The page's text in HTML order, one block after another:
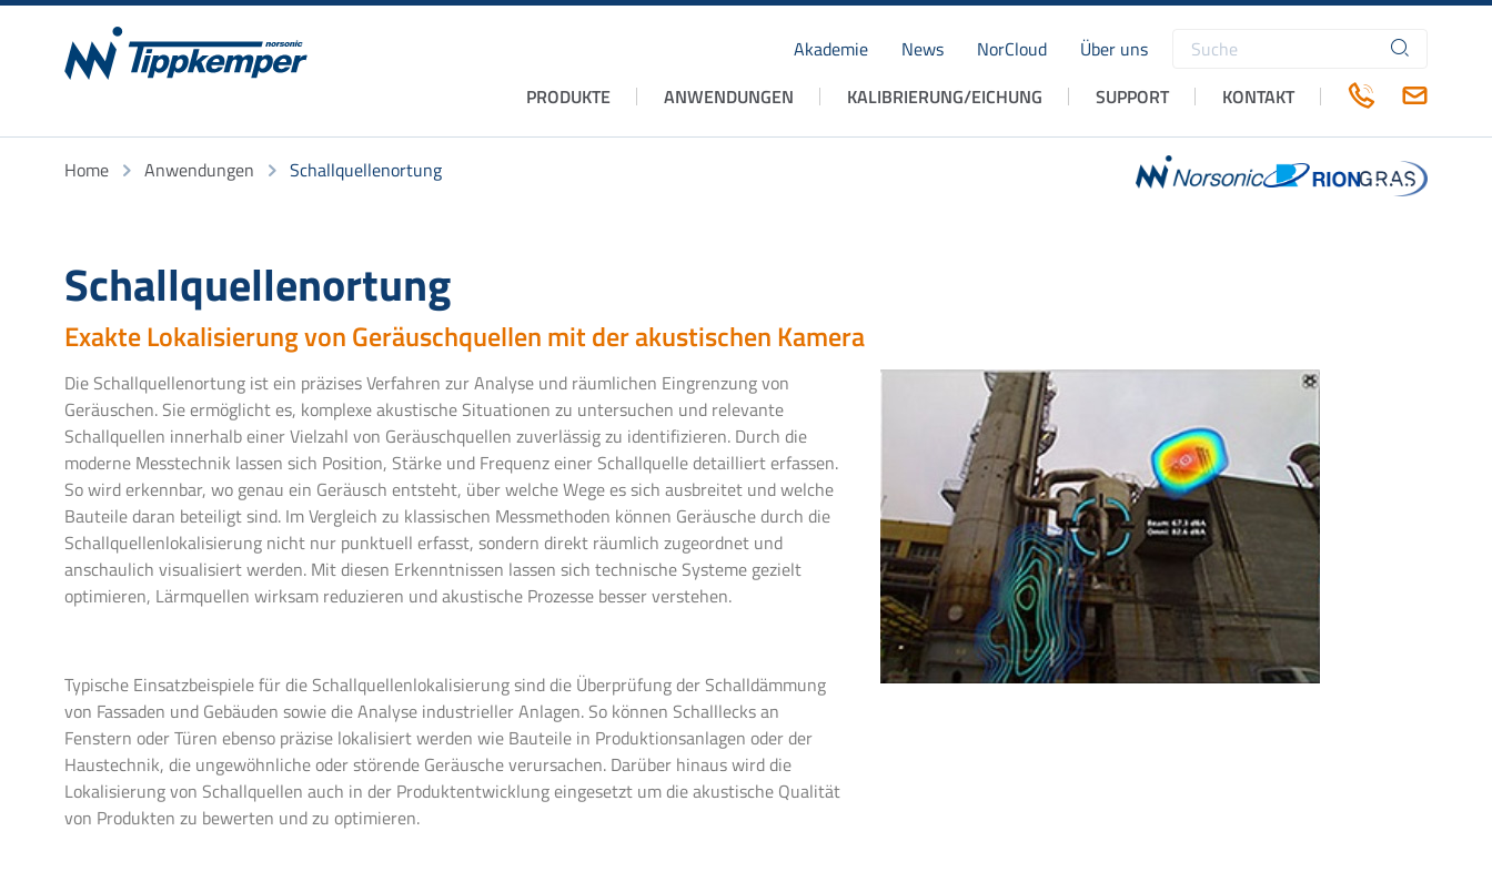
Akademie News NorCloud Über uns
Suchbegriffe
Navigation
PRODUKTE ANWENDUNGEN KALIBRIERUNG/EICHUNG SUPPORT KONTAKT
Home Anwendungen Schallquellenortung
Schallquellenortung
Exakte Lokalisierung von Geräuschquellen mit der akustischen Kamera
Die Schallquellenortung ist ein präzises Verfahren zur Analyse und räumlichen Eingrenzung von
Geräuschen. Sie ermöglicht es, komplexe akustische Situationen zu untersuchen und relevante
Schallquellen innerhalb einer Vielzahl von Geräuschquellen zuverlässig zu identifizieren. Durch die
moderne Messtechnik lassen sich Position, Stärke und Frequenz einer Schallquelle detailliert erfassen.
So wird erkennbar, wo genau ein Geräusch entsteht, über welche Wege es sich ausbreitet und welche
Bauteile daran beteiligt sind. Im Vergleich zu klassischen Messmethoden können Geräusche durch die
Schallquellenlokalisierung nicht nur punktuell erfasst, sondern direkt räumlich zugeordnet und
anschaulich visualisiert werden. Mit diesen Erkenntnissen lassen sich technische Systeme gezielt
optimieren, Lärmquellen wirksam reduzieren und akustische Prozesse besser verstehen.
Typische Einsatzbeispiele für die Schallquellenlokalisierung sind die Überprüfung der Schalldämmung
von Fassaden und Gebäuden sowie die Analyse industrieller Anlagen. So können Schalllecks an
Fenstern oder Türen ebenso präzise lokalisiert werden wie Bauteile in Produktionsanlagen oder der
Haustechnik, die ungewöhnliche oder störende Geräusche verursachen. Darüber hinaus wird die
Lokalisierung von Schallquellen auch in der Produktentwicklung eingesetzt um die akustische Qualität
von Produkten zu bewerten und zu optimieren.